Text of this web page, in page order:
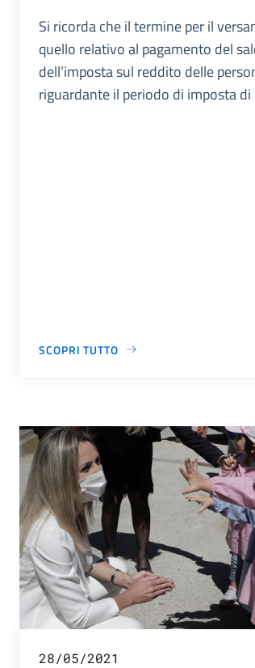
Si ricorda che il termine per il
quello relativo al pagamento del
dell’imposta sul reddito delle
riguardante il periodo di imposta
SCOPRI TUTTO
28/05/2021